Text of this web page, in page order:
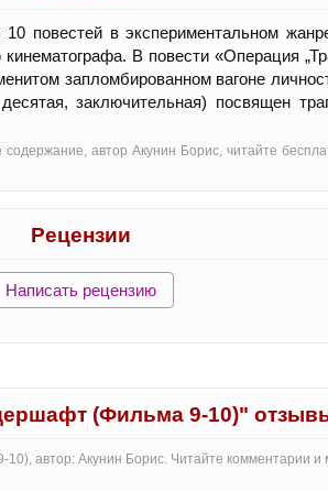
повестей в экспериментальном
В повести «Операция
запломбированном вагоне
заключительная) посвящен
автор Акунин Борис, читайте
Рецензии
Написать рецензию
(Фильма 9-10)"
автор: Акунин Борис. Читайте комментарии